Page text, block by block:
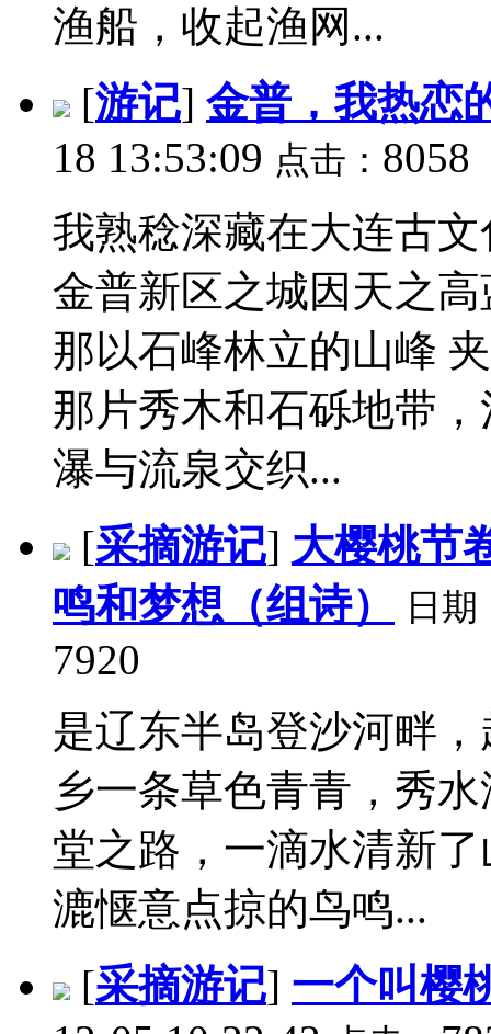
渔船，收起渔网...
[游记] 金普，我热恋
18 13:53:09 点击： 8058
我熟稔深藏在大连古
金普新区之城因天之
那以石峰林立的山峰
那片秀木和石砾地带
瀑与流泉交织...
[采摘游记] 大樱桃节
鸣和梦想（组诗）
日期
7920
是辽东半岛登沙河畔
乡一条草色青青，秀
堂之路，一滴水清新
漉惬意点掠的鸟鸣...
[采摘游记] 一个叫樱